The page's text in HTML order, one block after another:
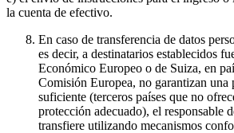
la cuenta de efectivo.
En caso de transferencia de datos
es decir, a destinatarios establecidos
Económico Europeo o de Suiza, en
Comisión Europea, no garantizan una
suficiente (terceros países que no
protección adecuado), el responsable
transfiere utilizando mecanismos